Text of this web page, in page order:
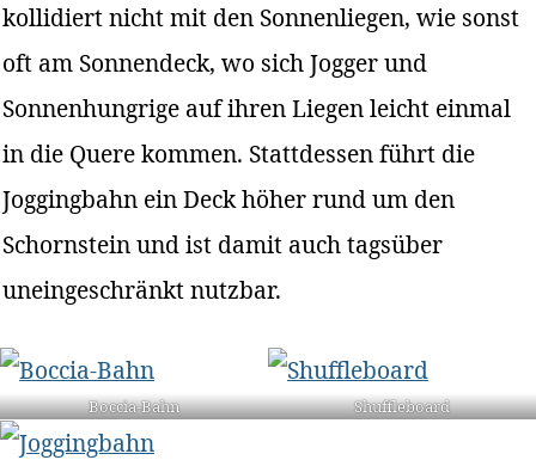
kollidiert nicht mit den Sonnenliegen, wie sonst
oft am Sonnendeck, wo sich Jogger und
Sonnenhungrige auf ihren Liegen leicht einmal
in die Quere kommen. Stattdessen führt die
Joggingbahn ein Deck höher rund um den
Schornstein und ist damit auch tagsüber
uneingeschränkt nutzbar.
Boccia-Bahn Shuffleboard